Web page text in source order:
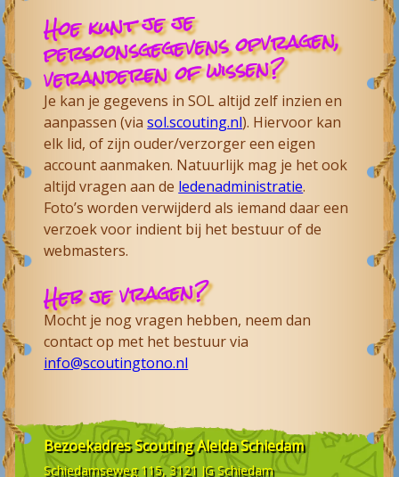
Hoe kunt je je
persoonsgegevens opvragen,
veranderen of wissen?
Je kan je gegevens in SOL altijd zelf inzien en
aanpassen (viasol.scouting.nl). Hiervoor kan
elk lid, of zijn ouder/verzorger een eigen
account aanmaken. Natuurlijk mag je het ook
altijd vragen aan de ledenadministratie.
Foto’s worden verwijderd als iemand daar een
verzoek voor indient bij het bestuur of de
webmasters.
Heb je vragen?
Mocht je nog vragen hebben, neem dan
contact op met het bestuur via
info@scoutingtono.nl
BezoekadresScouting Aleida Schiedam
Schiedamseweg 115, 3121 JG Schiedam